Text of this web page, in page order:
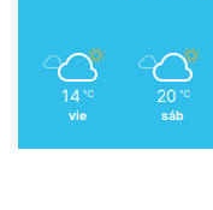
14 ℃
vie
20 ℃
sáb